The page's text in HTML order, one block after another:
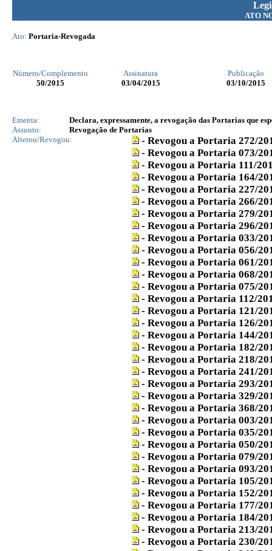
ATO
Ato: Portaria-Revogada
Número/Complemento Assinatura
Publicação
50/2015 03/04/2015 03/10/2015
Ementa:
Declara, expressamente, a revogação das Portarias que
Assunto:
Revogação de Portarias
Alterou/Revogou:
- Revogou a Portaria 272/
- Revogou a Portaria 073/
- Revogou a Portaria 111/
- Revogou a Portaria 164/
- Revogou a Portaria 227/
- Revogou a Portaria 266/
- Revogou a Portaria 279/
- Revogou a Portaria 296/
- Revogou a Portaria 033/
- Revogou a Portaria 056/
- Revogou a Portaria 061/
- Revogou a Portaria 068/
- Revogou a Portaria 075/
- Revogou a Portaria 112/
- Revogou a Portaria 121/
- Revogou a Portaria 126/
- Revogou a Portaria 144/
- Revogou a Portaria 182/
- Revogou a Portaria 218/
- Revogou a Portaria 241/
- Revogou a Portaria 293/
- Revogou a Portaria 329/
- Revogou a Portaria 368/
- Revogou a Portaria 003/
- Revogou a Portaria 035/
- Revogou a Portaria 050/
- Revogou a Portaria 079/
- Revogou a Portaria 093/
- Revogou a Portaria 105/
- Revogou a Portaria 152/
- Revogou a Portaria 177/
- Revogou a Portaria 184/
- Revogou a Portaria 213/
- Revogou a Portaria 230/